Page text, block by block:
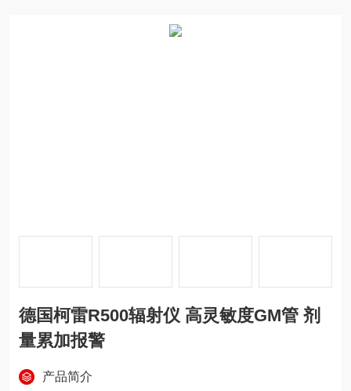
德国柯雷R500辐射仪 高灵敏度GM管 剂
量累加报警
产品简介